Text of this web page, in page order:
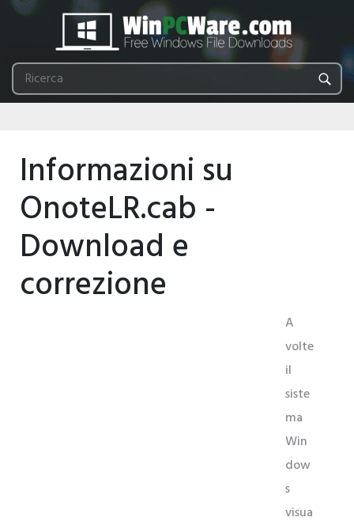
Informazioni su
OnoteLR.cab -
Download e
correzione
A
volte
il
siste
ma
Win
dow
s
visua